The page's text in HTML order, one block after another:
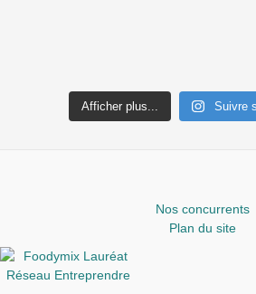
Afficher plus... Suivre
Nos concurrents
Plan du site